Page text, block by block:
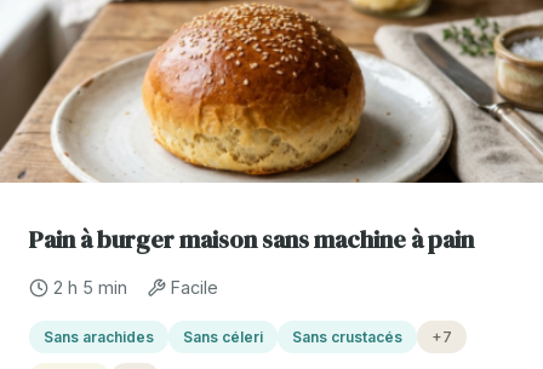
Pain à burger maison sans machine à pain
2 h 5 min Facile
Sans arachides Sans céleri Sans crustacés +7